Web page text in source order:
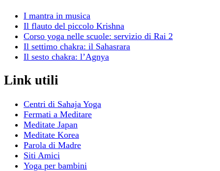
I mantra in musica
Il flauto del piccolo Krishna
Corso yoga nelle scuole: servizio di Rai 2
Il settimo chakra: il Sahasrara
Il sesto chakra: l’Agnya
Link utili
Centri di Sahaja Yoga
Fermati a Meditare
Meditate Japan
Meditate Korea
Parola di Madre
Siti Amici
Yoga per bambini